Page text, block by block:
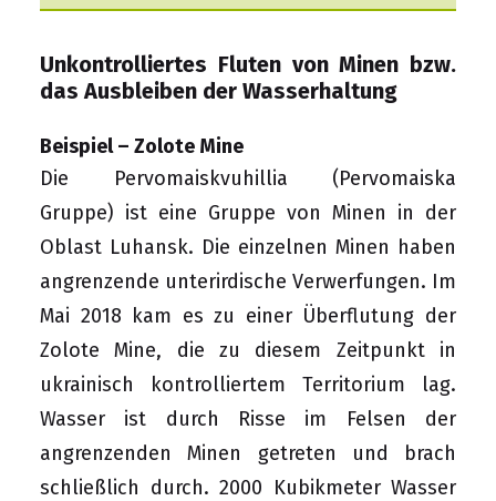
Unkontrolliertes Fluten von Minen bzw.
das Ausbleiben der Wasserhaltung
Beispiel – Zolote Mine
Die Pervomaiskvuhillia (Pervomaiska
Gruppe) ist eine Gruppe von Minen in der
Oblast Luhansk. Die einzelnen Minen haben
angrenzende unterirdische Verwerfungen. Im
Mai 2018 kam es zu einer Überflutung der
Zolote Mine, die zu diesem Zeitpunkt in
ukrainisch kontrolliertem Territorium lag.
Wasser ist durch Risse im Felsen der
angrenzenden Minen getreten und brach
schließlich durch. 2000 Kubikmeter Wasser